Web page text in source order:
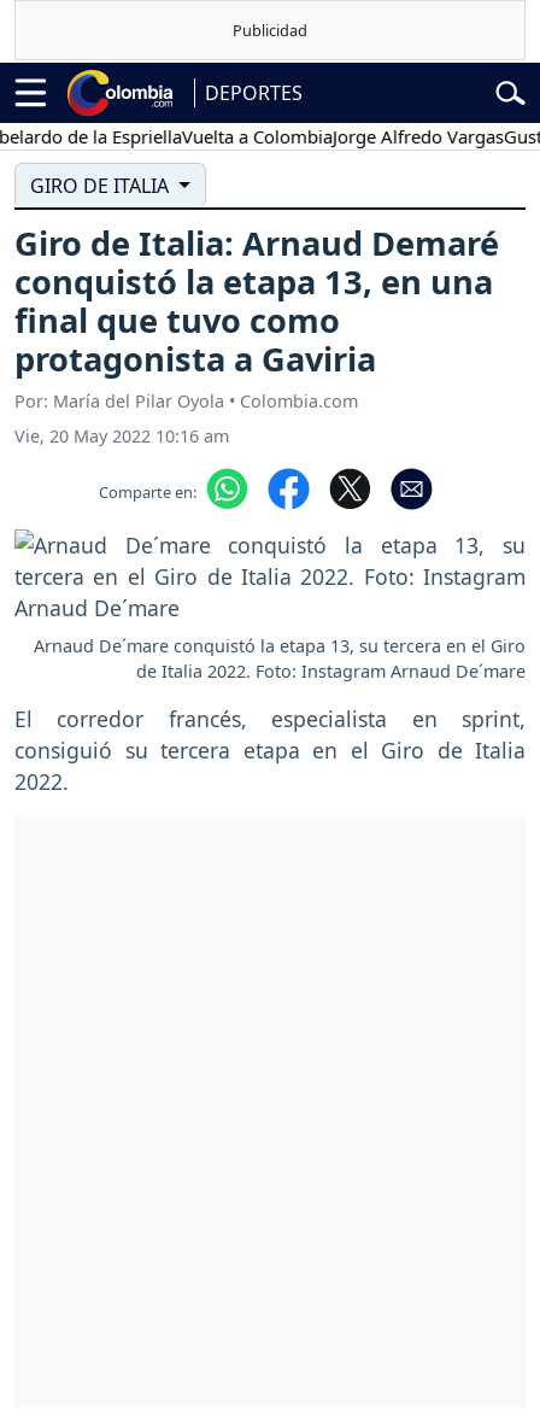
DEPORTES
de la EspriellaVuelta a ColombiaJorge Alfredo Vargas
GIRO DE ITALIA
Giro de Italia: Arnaud Demaré
conquistó la etapa 13, en una
final que tuvo como
protagonista a Gaviria
Por: María del Pilar Oyola • Colombia.com
Vie, 20 May 2022 10:16 am
Comparte en:
Arnaud De´mare conquistó la etapa 13, su tercera en el Giro
de Italia 2022. Foto: Instagram Arnaud De´mare
El corredor francés, especialista en sprint,
consiguió su tercera etapa en el Giro de Italia
2022.